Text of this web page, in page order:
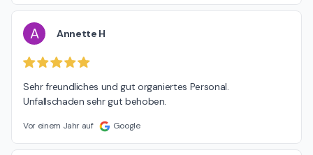
A Annette H
Sehr freundliches und gut organiertes Personal.
Unfallschaden sehr gut behoben.
Vor einem Jahr auf Google